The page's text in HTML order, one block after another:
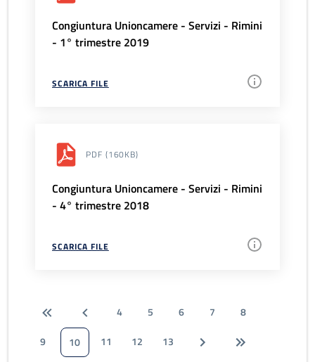
Congiuntura Unioncamere - Servizi - Rimini
- 1° trimestre 2019
SCARICA FILE
PDF (160KB)
Congiuntura Unioncamere - Servizi - Rimini
- 4° trimestre 2018
SCARICA FILE
4 5 6 7
8
9
10 11 12 13